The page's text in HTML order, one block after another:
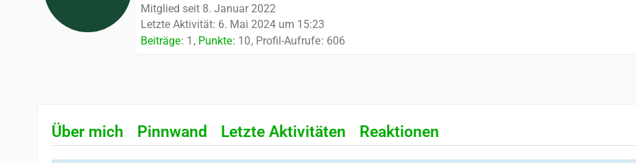
Mitglied seit 8. Januar 2022
Letzte Aktivität: 6. Mai 2024 um 15:23
Beiträge 1 Punkte 10 Profil-Aufrufe 606
Über mich Pinnwand Letzte Aktivitäten Reaktionen